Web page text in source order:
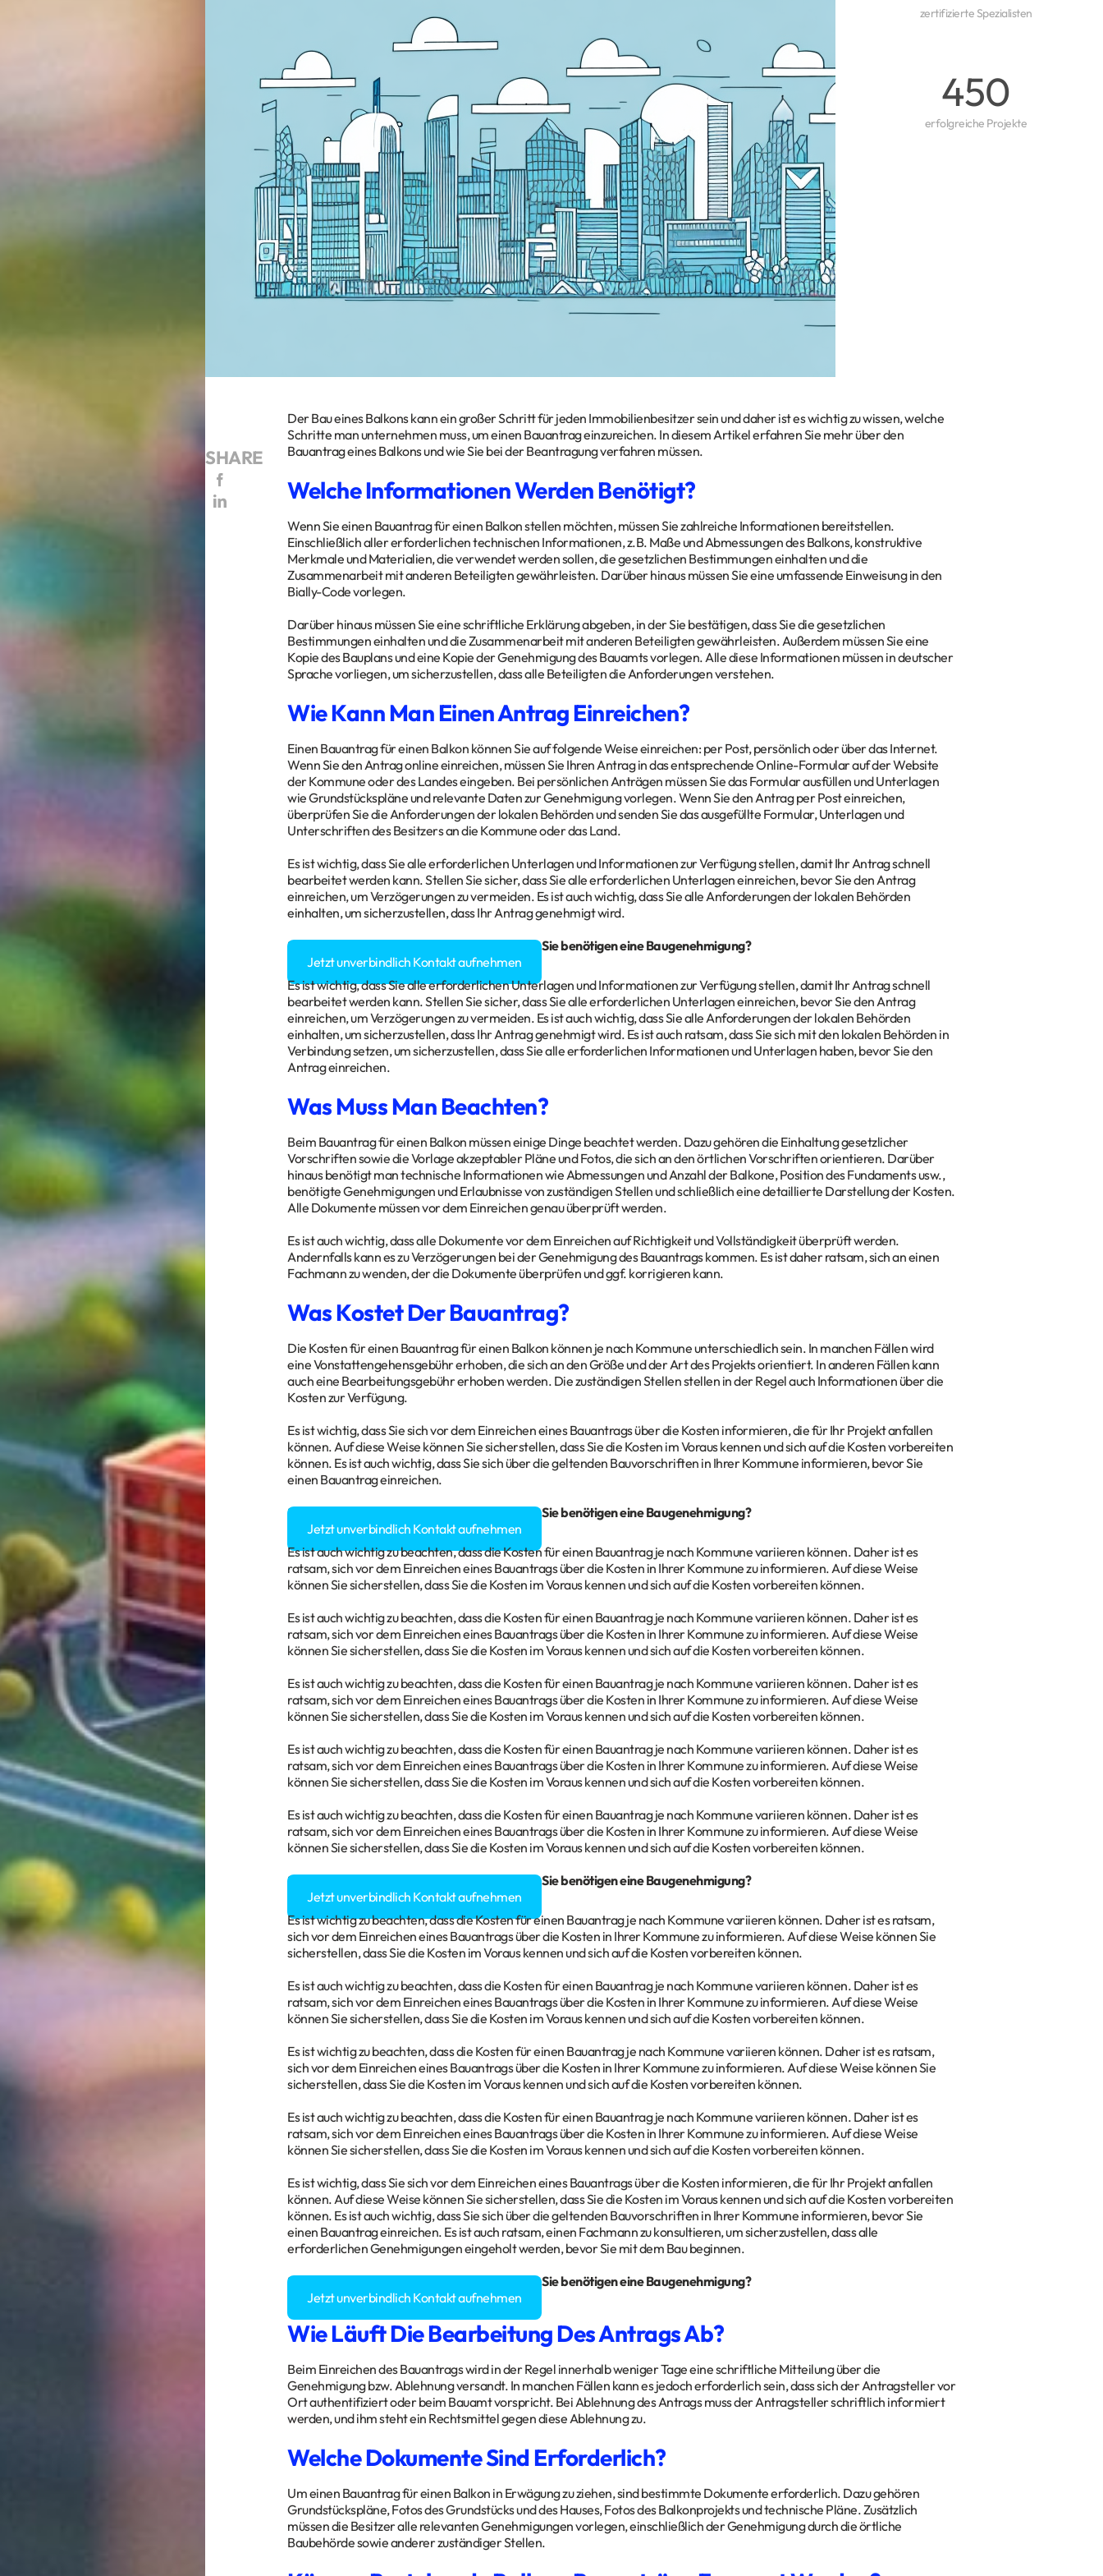
SHARE
Der Bau eines Balkons kann ein großer Schritt für jeden Immobilienbesitzer sein und daher ist es wichtig zu wissen, welche
Schritte man unternehmen muss, um einen Bauantrag einzureichen. In diesem Artikel erfahren Sie mehr über den
Bauantrag eines Balkons und wie Sie bei der Beantragung verfahren müssen.
Welche Informationen Werden Benötigt?
Wenn Sie einen Bauantrag für einen Balkon stellen möchten, müssen Sie zahlreiche Informationen bereitstellen.
Einschließlich aller erforderlichen technischen Informationen, z.B. Maße und Abmessungen des Balkons, konstruktive
Merkmale und Materialien, die verwendet werden sollen, die gesetzlichen Bestimmungen einhalten und die
Zusammenarbeit mit anderen Beteiligten gewährleisten. Darüber hinaus müssen Sie eine umfassende Einweisung in den
Bially-Code vorlegen.
Darüber hinaus müssen Sie eine schriftliche Erklärung abgeben, in der Sie bestätigen, dass Sie die gesetzlichen
Bestimmungen einhalten und die Zusammenarbeit mit anderen Beteiligten gewährleisten. Außerdem müssen Sie eine
Kopie des Bauplans und eine Kopie der Genehmigung des Bauamts vorlegen. Alle diese Informationen müssen in deutscher
Sprache vorliegen, um sicherzustellen, dass alle Beteiligten die Anforderungen verstehen.
Wie Kann Man Einen Antrag Einreichen?
Einen Bauantrag für einen Balkon können Sie auf folgende Weise einreichen: per Post, persönlich oder über das Internet.
Wenn Sie den Antrag online einreichen, müssen Sie Ihren Antrag in das entsprechende Online-Formular auf der Website
der Kommune oder des Landes eingeben. Bei persönlichen Anträgen müssen Sie das Formular ausfüllen und Unterlagen
wie Grundstückspläne und relevante Daten zur Genehmigung vorlegen. Wenn Sie den Antrag per Post einreichen,
überprüfen Sie die Anforderungen der lokalen Behörden und senden Sie das ausgefüllte Formular, Unterlagen und
Unterschriften des Besitzers an die Kommune oder das Land.
Es ist wichtig, dass Sie alle erforderlichen Unterlagen und Informationen zur Verfügung stellen, damit Ihr Antrag schnell
bearbeitet werden kann. Stellen Sie sicher, dass Sie alle erforderlichen Unterlagen einreichen, bevor Sie den Antrag
einreichen, um Verzögerungen zu vermeiden. Es ist auch wichtig, dass Sie alle Anforderungen der lokalen Behörden
einhalten, um sicherzustellen, dass Ihr Antrag genehmigt wird.
Sie haben Fragen rund um Ihr
? Sie benötigen eine Baugenehmigung?
Jetzt unverbindlich Kontakt aufnehmen
Es ist wichtig, dass Sie alle erforderlichen Unterlagen und Informationen zur Verfügung stellen, damit Ihr Antrag schnell
bearbeitet werden kann. Stellen Sie sicher, dass Sie alle erforderlichen Unterlagen einreichen, bevor Sie den Antrag
einreichen, um Verzögerungen zu vermeiden. Es ist auch wichtig, dass Sie alle Anforderungen der lokalen Behörden
einhalten, um sicherzustellen, dass Ihr Antrag genehmigt wird. Es ist auch ratsam, dass Sie sich mit den lokalen Behörden in
Verbindung setzen, um sicherzustellen, dass Sie alle erforderlichen Informationen und Unterlagen haben, bevor Sie den
Antrag einreichen.
Was Muss Man Beachten?
Beim Bauantrag für einen Balkon müssen einige Dinge beachtet werden. Dazu gehören die Einhaltung gesetzlicher
Vorschriften sowie die Vorlage akzeptabler Pläne und Fotos, die sich an den örtlichen Vorschriften orientieren. Darüber
hinaus benötigt man technische Informationen wie Abmessungen und Anzahl der Balkone, Position des Fundaments usw.,
benötigte Genehmigungen und Erlaubnisse von zuständigen Stellen und schließlich eine detaillierte Darstellung der Kosten.
Alle Dokumente müssen vor dem Einreichen genau überprüft werden.
Es ist auch wichtig, dass alle Dokumente vor dem Einreichen auf Richtigkeit und Vollständigkeit überprüft werden.
Andernfalls kann es zu Verzögerungen bei der Genehmigung des Bauantrags kommen. Es ist daher ratsam, sich an einen
Fachmann zu wenden, der die Dokumente überprüfen und ggf. korrigieren kann.
Was Kostet Der Bauantrag?
Die Kosten für einen Bauantrag für einen Balkon können je nach Kommune unterschiedlich sein. In manchen Fällen wird
eine Vonstattengehensgebühr erhoben, die sich an den Größe und der Art des Projekts orientiert. In anderen Fällen kann
auch eine Bearbeitungsgebühr erhoben werden. Die zuständigen Stellen stellen in der Regel auch Informationen über die
Kosten zur Verfügung.
Es ist wichtig, dass Sie sich vor dem Einreichen eines Bauantrags über die Kosten informieren, die für Ihr Projekt anfallen
können. Auf diese Weise können Sie sicherstellen, dass Sie die Kosten im Voraus kennen und sich auf die Kosten vorbereiten
können. Es ist auch wichtig, dass Sie sich über die geltenden Bauvorschriften in Ihrer Kommune informieren, bevor Sie
einen Bauantrag einreichen.
Sie haben Fragen rund um Ihr
? Sie benötigen eine Baugenehmigung?
Jetzt unverbindlich Kontakt aufnehmen
Es ist auch wichtig zu beachten, dass die Kosten für einen Bauantrag je nach Kommune variieren können. Daher ist es
ratsam, sich vor dem Einreichen eines Bauantrags über die Kosten in Ihrer Kommune zu informieren. Auf diese Weise
können Sie sicherstellen, dass Sie die Kosten im Voraus kennen und sich auf die Kosten vorbereiten können.
Es ist auch wichtig zu beachten, dass die Kosten für einen Bauantrag je nach Kommune variieren können. Daher ist es
ratsam, sich vor dem Einreichen eines Bauantrags über die Kosten in Ihrer Kommune zu informieren. Auf diese Weise
können Sie sicherstellen, dass Sie die Kosten im Voraus kennen und sich auf die Kosten vorbereiten können.
Es ist auch wichtig zu beachten, dass die Kosten für einen Bauantrag je nach Kommune variieren können. Daher ist es
ratsam, sich vor dem Einreichen eines Bauantrags über die Kosten in Ihrer Kommune zu informieren. Auf diese Weise
können Sie sicherstellen, dass Sie die Kosten im Voraus kennen und sich auf die Kosten vorbereiten können.
Es ist auch wichtig zu beachten, dass die Kosten für einen Bauantrag je nach Kommune variieren können. Daher ist es
ratsam, sich vor dem Einreichen eines Bauantrags über die Kosten in Ihrer Kommune zu informieren. Auf diese Weise
können Sie sicherstellen, dass Sie die Kosten im Voraus kennen und sich auf die Kosten vorbereiten können.
Es ist auch wichtig zu beachten, dass die Kosten für einen Bauantrag je nach Kommune variieren können. Daher ist es
ratsam, sich vor dem Einreichen eines Bauantrags über die Kosten in Ihrer Kommune zu informieren. Auf diese Weise
können Sie sicherstellen, dass Sie die Kosten im Voraus kennen und sich auf die Kosten vorbereiten können.
Sie haben Fragen rund um Ihr Bauvorhaben? Sie benötigen eine Baugenehmigung?
Jetzt unverbindlich Kontakt aufnehmen
Es ist wichtig zu beachten, dass die Kosten für einen Bauantrag je nach Kommune variieren können. Daher ist es ratsam,
sich vor dem Einreichen eines Bauantrags über die Kosten in Ihrer Kommune zu informieren. Auf diese Weise können Sie
sicherstellen, dass Sie die Kosten im Voraus kennen und sich auf die Kosten vorbereiten können.
Es ist auch wichtig zu beachten, dass die Kosten für einen Bauantrag je nach Kommune variieren können. Daher ist es
ratsam, sich vor dem Einreichen eines Bauantrags über die Kosten in Ihrer Kommune zu informieren. Auf diese Weise
können Sie sicherstellen, dass Sie die Kosten im Voraus kennen und sich auf die Kosten vorbereiten können.
Es ist wichtig zu beachten, dass die Kosten für einen Bauantrag je nach Kommune variieren können. Daher ist es ratsam,
sich vor dem Einreichen eines Bauantrags über die Kosten in Ihrer Kommune zu informieren. Auf diese Weise können Sie
sicherstellen, dass Sie die Kosten im Voraus kennen und sich auf die Kosten vorbereiten können.
Es ist auch wichtig zu beachten, dass die Kosten für einen Bauantrag je nach Kommune variieren können. Daher ist es
ratsam, sich vor dem Einreichen eines Bauantrags über die Kosten in Ihrer Kommune zu informieren. Auf diese Weise
können Sie sicherstellen, dass Sie die Kosten im Voraus kennen und sich auf die Kosten vorbereiten können.
Es ist wichtig, dass Sie sich vor dem Einreichen eines Bauantrags über die Kosten informieren, die für Ihr Projekt anfallen
können. Auf diese Weise können Sie sicherstellen, dass Sie die Kosten im Voraus kennen und sich auf die Kosten vorbereiten
können. Es ist auch wichtig, dass Sie sich über die geltenden Bauvorschriften in Ihrer Kommune informieren, bevor Sie
einen Bauantrag einreichen. Es ist auch ratsam, einen Fachmann zu konsultieren, um sicherzustellen, dass alle
erforderlichen Genehmigungen eingeholt werden, bevor Sie mit dem Bau beginnen.
Sie haben Fragen rund um Ihr Bauvorhaben? Sie benötigen eine Baugenehmigung?
Jetzt unverbindlich Kontakt aufnehmen
Wie Läuft Die Bearbeitung Des Antrags Ab?
Beim Einreichen des Bauantrags wird in der Regel innerhalb weniger Tage eine schriftliche Mitteilung über die
Genehmigung bzw. Ablehnung versandt. In manchen Fällen kann es jedoch erforderlich sein, dass sich der Antragsteller vor
Ort authentifiziert oder beim Bauamt vorspricht. Bei Ablehnung des Antrags muss der Antragsteller schriftlich informiert
werden, und ihm steht ein Rechtsmittel gegen diese Ablehnung zu.
Welche Dokumente Sind Erforderlich?
Um einen Bauantrag für einen Balkon in Erwägung zu ziehen, sind bestimmte Dokumente erforderlich. Dazu gehören
Grundstückspläne, Fotos des Grundstücks und des Hauses, Fotos des Balkonprojekts und technische Pläne. Zusätzlich
müssen die Besitzer alle relevanten Genehmigungen vorlegen, einschließlich der Genehmigung durch die örtliche
Baubehörde sowie anderer zuständiger Stellen.
zertifizierte Spezialisten
450
erfolgreiche Projekte